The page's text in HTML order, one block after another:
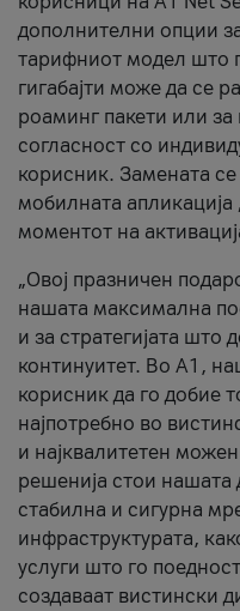
дополнителни опции
тарифниот модел што
гигабајти може да се
роаминг пакети или
согласност со
корисник. Замената
мобилната
моментот на
„Овој празничен
нашата максимална
и за стратегијата што
континуитет. Во А1,
корисник да го добие
најпотребно во
и најквалитетен
решенија стои нашата
стабилна и сигурна
инфраструктурата,
услуги што го
создаваат вистински